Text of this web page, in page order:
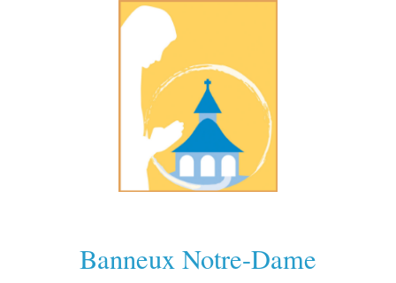
Banneux Notre-Dame